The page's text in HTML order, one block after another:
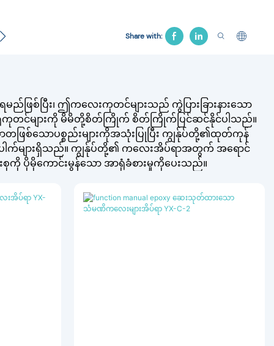
သွယ် ဆေးရုံသဘာပတိ Traction
Share with:
ြစ်ပြီး၊ ဤကလေးကုတင်များသည် ကွဲပြားခြားနားသော
ေးရုံကုတင်များကို မိမိတို့စိတ်ကြိုက် စိတ်ကြိုက်ပြင်ဆင်နိုင်ပါသည်။
ြစ်သောပစ္စည်းများကိုအသုံးပြုပြီး ကျွန်ုပ်တို့၏ထုတ်ကုန်
က်များရှိသည်။ ကျွန်ုပ်တို့၏ ကလေးအိပ်ရာအတွက် အရောင်
းစုကို ပိုမိုကောင်းမွန်သော အာရုံခံစားမှုကိုပေးသည်။